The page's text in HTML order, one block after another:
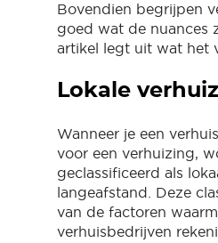
Bovendien begrijpen
goed wat de nuances
artikel legt uit wat het
Lokale
Wanneer je een
voor een verhuizing,
geclassificeerd als
langeafstand. Deze
van de factoren
verhuisbedrijven